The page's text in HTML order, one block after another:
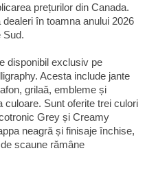
prețurilor din Canada.
în toamna anului 2026
Sud.
disponibil exclusiv pe
Acesta include jante
grilaă, embleme și
Sunt oferite trei culori
Grey și Creamy
neagră și finisaje închise,
scaune rămâne